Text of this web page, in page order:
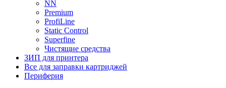
NN
Premium
ProfiLine
Static Control
Superfine
Чистящие средства
ЗИП для принтера
Все для заправки картриджей
Периферия